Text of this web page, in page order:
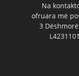
Na
ofruara më
3